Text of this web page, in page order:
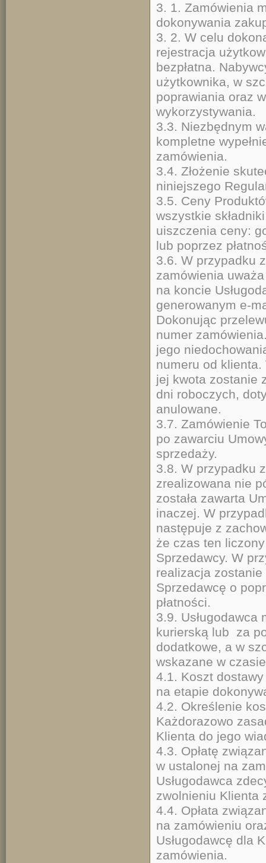
3. 1. Zamówienia
dokonywania
3. 2. W celu
rejestracja
bezpłatna.
użytkownika, w
poprawiania oraz
wykorzystywania.
3.3. Niezbędnym
kompletne
3.4. Złożenie
niniejszego
3.5. Ceny
wszystkie
uiszczenia ceny:
lub
3.6. W przypadku
zamówienia
na koncie
generowanym e-
Dokonując
numer
jego
numeru od klienta.
jej kwota zostanie
dni roboczych,
3.7. Zamówienie
po zawarciu
3.8. W przypadku
zrealizowana nie
została zawarta
inaczej. W
następuje z
że czas ten
Sprzedawcy. W
realizacja
Sprzedawcę o
3.9. Usługodawca
kurierską lub za
dodatkowe, a w
wskazane w
4.1. Koszt
na etapie
4.2. Określenie
Każdorazowo
Klienta do jego
4.3. Opłatę
w ustalonej na
Usługodawca
zwolnieniu Klienta
4.4. Opłata
na zamówieniu
Usługodawcę dla
zamówienia.